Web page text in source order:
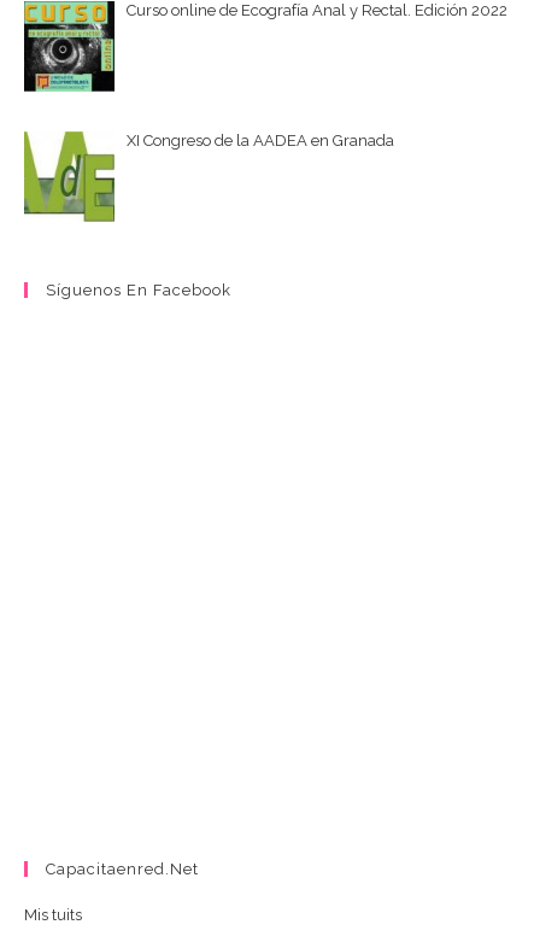
Curso online de Ecografía Anal y Rectal. Edición 2022
XI Congreso de la AADEA en Granada
Síguenos En Facebook
Capacitaenred.net
Mis tuits